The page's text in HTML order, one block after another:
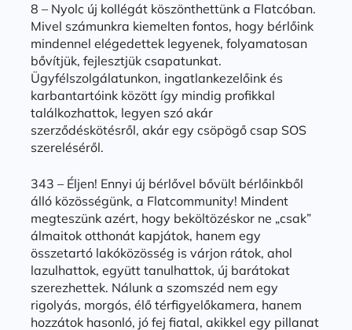
8 – Nyolc új kollégát köszönthettünk a Flatcóban.
Mivel számunkra kiemelten fontos, hogy bérlőink
mindennel elégedettek legyenek, folyamatosan
bővítjük, fejlesztjük csapatunkat.
Ügyfélszolgálatunkon, ingatlankezelőink és
karbantartóink között így mindig profikkal
találkozhattok, legyen szó akár
szerződéskötésről, akár egy csöpögő csap SOS
szereléséről.
343 – Éljen! Ennyi új bérlővel bővült bérlőinkből
álló közösségünk, a Flatcommunity! Mindent
megteszünk azért, hogy beköltözéskor ne „csak”
álmaitok otthonát kapjátok, hanem egy
összetartó lakóközösség is várjon rátok, ahol
lazulhattok, együtt tanulhattok, új barátokat
szerezhettek. Nálunk a szomszéd nem egy
rigolyás, morgós, élő térfigyelőkamera, hanem
hozzátok hasonló, jó fej fiatal, akikkel egy pillanat